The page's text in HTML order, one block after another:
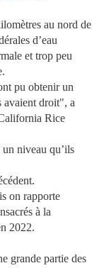
au nord de
d’eau
et trop peu
pu obtenir un
avaient droit", a
Rice
un niveau qu’ils
on rapporte
à la
2022.
grande partie des